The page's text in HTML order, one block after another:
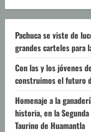
Pachuca se viste de
grandes carteles para
Con las y los jóvenes
construimos el futuro
Homenaje a la
historia, en la
Taurino de Huamantla